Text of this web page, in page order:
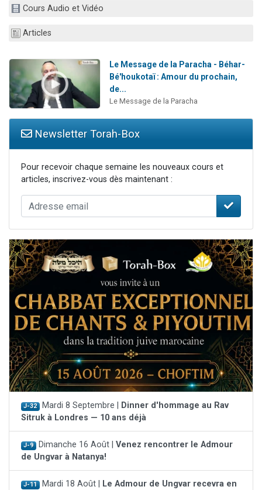
Il reste 49 places pour étudier en groupe sur Zoom
Eva vient de donner son Maasser
Cours Audio et Vidéo
Articles
Le Message de la Paracha - Béhar-
Bé'houkotaï : Amour du prochain,
de...
Le Message de la Paracha
Newsletter Torah-Box
Pour recevoir chaque semaine les nouveaux cours et
articles, inscrivez-vous dès maintenant :
J-32 Mardi 8 Septembre | Dinner d'hommage au Rav
Sitruk à Londres — 10 ans déjà
J-9 Dimanche 16 Août | Venez rencontrer le Admour
de Ungvar à Natanya!
J-11 Mardi 18 Août | Le Admour de Ungvar recevra en